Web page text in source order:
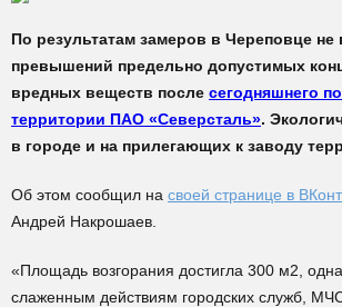
По результатам замеров в Череповце не
превышений предельно допустимых
вредных веществ после сегодняшнего
территории ПАО «Северсталь».
в городе и на прилегающих к заводу
Об этом сообщил на своей странице в
Андрей Накрошаев.
«Площадь возгорания достигла 300 м2,
слаженным действиям городских служб,